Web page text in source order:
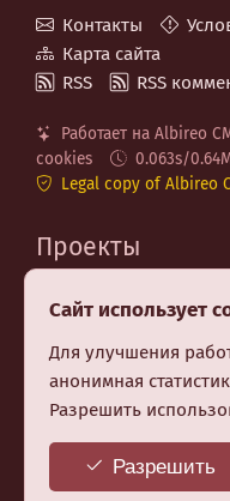
Контакты
Карта сайта
RSS
RSS
Работает на Albireo
cookies
0.063s/
Legal copy of Albireo
Проекты
Albireo CMS
Berry CSS (CSS
Premium шаблон
Заказать создание
Бесплатные НТML-
курсы
Сайт использует
Для улучшения
анонимная
Разрешить
Разрешить